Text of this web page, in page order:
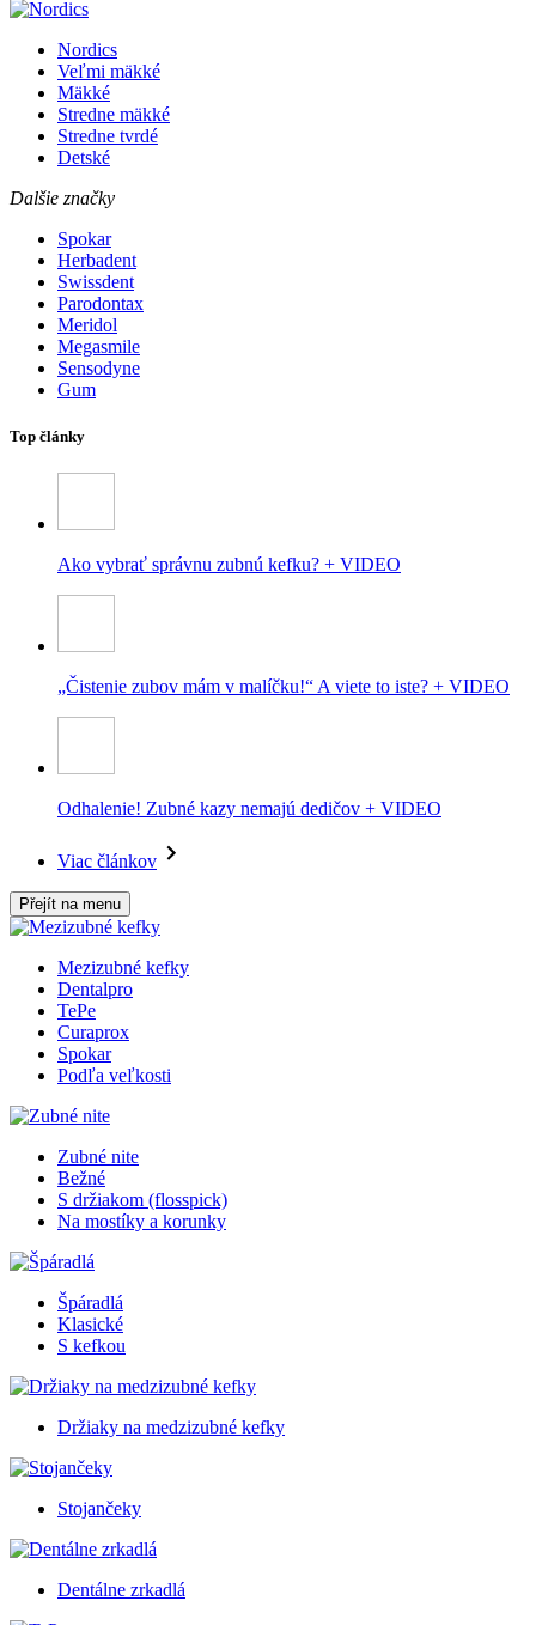
Nordics
Veľmi mäkké
Mäkké
Stredne mäkké
Stredne tvrdé
Detské
Dalšie značky
Spokar
Herbadent
Swissdent
Parodontax
Meridol
Megasmile
Sensodyne
Gum
Top články
Ako vybrať správnu zubnú kefku? + VIDEO
„Čistenie zubov mám v malíčku!“ A viete to iste? + VIDEO
Odhalenie! Zubné kazy nemajú dedičov + VIDEO
Viac článkov
Přejít na menu
Mezizubné kefky
Dentalpro
TePe
Curaprox
Spokar
Podľa veľkosti
Zubné nite
Bežné
S držiakom (flosspick)
Na mostíky a korunky
Špáradlá
Klasické
S kefkou
Držiaky na medzizubné kefky
Stojančeky
Dentálne zrkadlá